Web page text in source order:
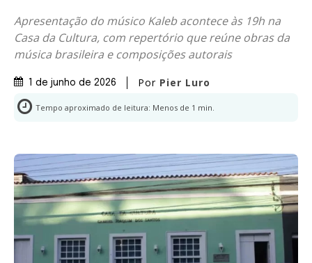
Apresentação do músico Kaleb acontece às 19h na
Casa da Cultura, com repertório que reúne obras da
música brasileira e composições autorais
1 de junho de 2026 Por Pier Luro
Tempo aproximado de leitura: Menos de 1 min.